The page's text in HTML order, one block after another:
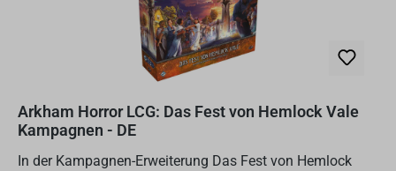
Arkham Horror LCG: Das Fest von Hemlock Vale
Kampagnen - DE
In der Kampagnen-Erweiterung Das Fest von Hemlock